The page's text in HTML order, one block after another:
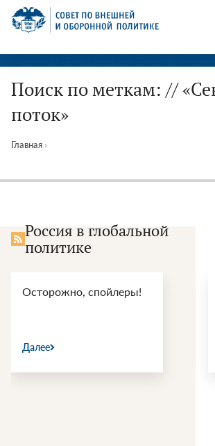
Перейти
СВОП
Поиск по меткам: //
поток»
Главная ›
Россия в глобальной
политике
Осторожно, спойлеры!
Далее